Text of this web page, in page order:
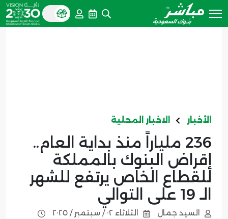
الأخبار الاخبار المحلية
236 ملياراً منذ بداية العام..
إقراض البنوك بالمملكة
للقطاع الخاص يرتفع للشهر
الـ 19 على التوالي
السيد جمال
الثلاثاء ٠٢ / سبتمبر / ٢٠٢٥